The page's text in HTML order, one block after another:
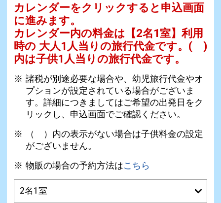
カレンダーをクリックすると申込画面
に進みます。
カレンダー内の料金は 【2名1室】利用
時の 大人1人当りの旅行代金です。 ( )
内は子供1人当りの旅行代金です。
諸税が別途必要な場合や、幼児旅行代金やオ
プションが設定されている場合がございま
す。詳細につきましてはご希望の出発日をク
リックし、申込画面でご確認ください。
（ ）内の表示がない場合は子供料金の設定
がございません。
物販の場合の予約方法はこちら